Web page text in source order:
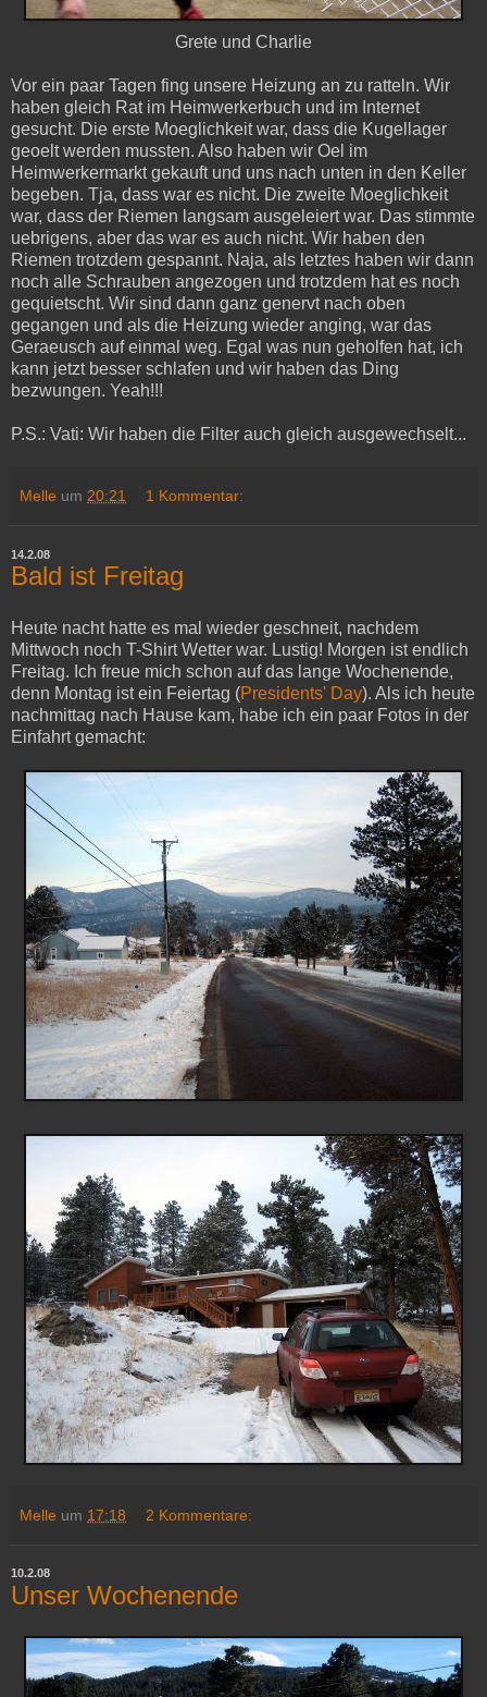
Grete und Charlie
Vor ein paar Tagen fing unsere Heizung an zu ratteln. Wir
haben gleich Rat im Heimwerkerbuch und im Internet
gesucht. Die erste Moeglichkeit war, dass die Kugellager
geoelt werden mussten. Also haben wir Oel im
Heimwerkermarkt gekauft und uns nach unten in den Keller
begeben. Tja, dass war es nicht. Die zweite Moeglichkeit
war, dass der Riemen langsam ausgeleiert war. Das stimmte
uebrigens, aber das war es auch nicht. Wir haben den
Riemen trotzdem gespannt. Naja, als letztes haben wir dann
noch alle Schrauben angezogen und trotzdem hat es noch
gequietscht. Wir sind dann ganz genervt nach oben
gegangen und als die Heizung wieder anging, war das
Geraeusch auf einmal weg. Egal was nun geholfen hat, ich
kann jetzt besser schlafen und wir haben das Ding
bezwungen. Yeah!!!
P.S.: Vati: Wir haben die Filter auch gleich ausgewechselt...
Melle um 20:21 1 Kommentar:
14.2.08
Bald ist Freitag
Heute nacht hatte es mal wieder geschneit, nachdem
Mittwoch noch T-Shirt Wetter war. Lustig! Morgen ist endlich
Freitag. Ich freue mich schon auf das lange Wochenende,
denn Montag ist ein Feiertag (Presidents' Day). Als ich heute
nachmittag nach Hause kam, habe ich ein paar Fotos in der
Einfahrt gemacht:
Melle um 17:18 2 Kommentare:
10.2.08
Unser Wochenende